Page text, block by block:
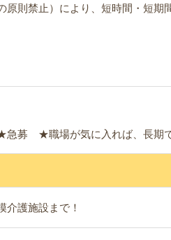
則禁止）により、短時間・短期
募 ★職場が気に入れば、長期で
介護施設まで！